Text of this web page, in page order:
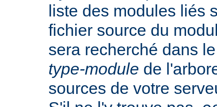
liste des modules liés
fichier source du
sera recherché dans
type-module de
sources de votre